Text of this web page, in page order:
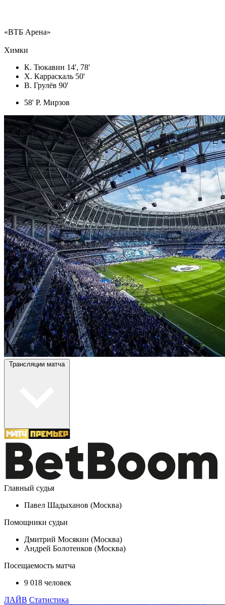
«ВТБ Арена»
Химки
К. Тюкавин 14', 78'
Х. Карраскаль 50'
В. Грулёв 90'
58' Р. Мирзов
Трансляции матча
Главный судья
Павел Шадыханов (Москва)
Помощники судьи
Дмитрий Мосякин (Москва)
Андрей Болотенков (Москва)
Посещаемость матча
9 018 человек
ЛАЙВ Статистика